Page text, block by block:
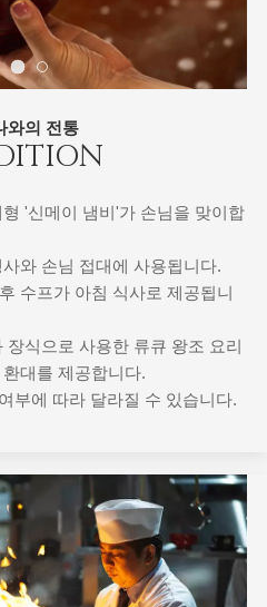
와의 전통
'신메이 냄비'가 손님을 맞이합
와 손님 접대에 사용됩니다.
수프가 아침 식사로 제공됩니
식으로 사용한 류큐 왕조 요리
대를 제공합니다.
부에 따라 달라질 수 있습니다.